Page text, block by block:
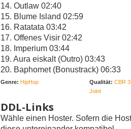
14. Outlaw 02:40
15. Blume Island 02:59
16. Ratatata 03:42
17. Offenes Visir 02:42
18. Imperium 03:44
19. Aura eiskalt (Outro) 03:43
20. Baphomet (Bonustrack) 06:33
Genre: HipHop Qualität: CBR
Joint
DDL-Links
Wähle einen Hoster. Sofern die